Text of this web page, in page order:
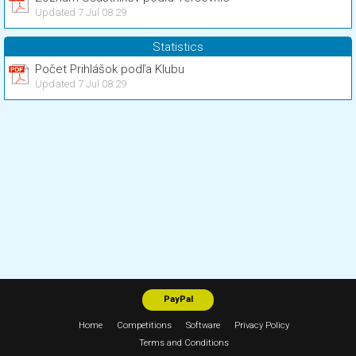
Updated 7 Jul 08:29
Statistics
Počet Prihlášok podľa Klubu
Updated 7 Jul 08:29
PayPal
Home Competitions Software
Privacy Policy
Terms and Conditions